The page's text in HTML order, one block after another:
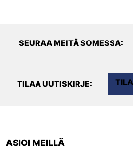
SEURAA MEITÄ SOMESSA:
TILAA UUTISKIRJE:
ASIOI MEILLÄ